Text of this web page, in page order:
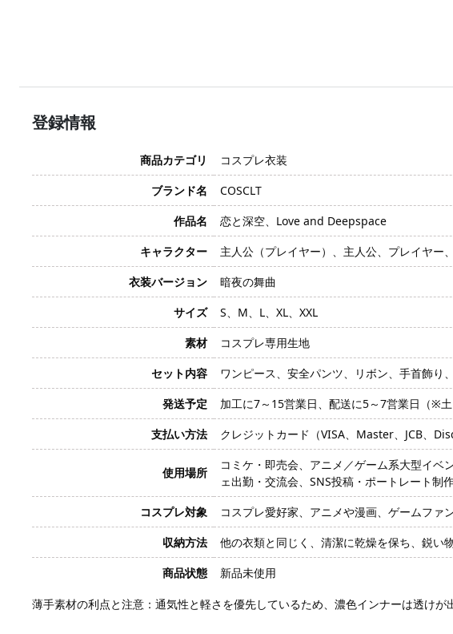
登録情報
商品カテゴリ
コスプレ衣装
ブランド名
COSCLT
作品名
恋と深空、Love and Deepspace
キャラクター
主人公（プレイヤー）、主人公、プレイヤー
衣装バージョン
暗夜の舞曲
サイズ
S、M、L、XL、XXL
素材
コスプレ専用生地
セット内容
ワンピース、安全パンツ、リボン、手首飾り
発送予定
加工に7～15営業日、配送に5～7営業日（※
支払い方法
クレジットカード（VISA、Master、JCB、
使用場所
コミケ・即売会、アニメ／ゲーム系大型イベ
ェ出勤・交流会、SNS投稿・ポートレート制
コスプレ対象
コスプレ愛好家、アニメや漫画、ゲームファ
収納方法
他の衣類と同じく、清潔に乾燥を保ち、鋭い
商品状態
新品未使用
薄手素材の利点と注意：通気性と軽さを優先しているため、濃色インナーは透けが